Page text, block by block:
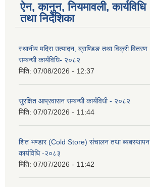
ऐन, कानुन, नियमावली, कार्यविधि
तथा निर्देशिका
स्थानीय मदिरा उत्पादन, ब्राण्डिङ तथा विक्री वितरण
सम्बन्धी कार्यविधि- २०८२
मिति: 07/08/2026 - 12:37
सुरक्षित आप्रवासन सम्बन्धी कार्यविधी - २०८२
मिति: 07/07/2026 - 11:44
शित भण्डार (Cold Store) संचालन तथा ब्यबस्थापन
कार्यविधि -२०८३
मिति: 07/07/2026 - 11:42